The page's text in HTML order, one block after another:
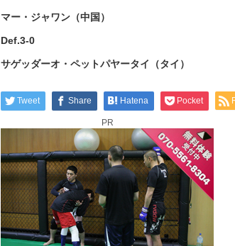
マー・ジャワン（中国）
Def.3-0
サゲッダーオ・ペットパヤータイ（タイ）
Tweet Share Hatena Pocket
PR